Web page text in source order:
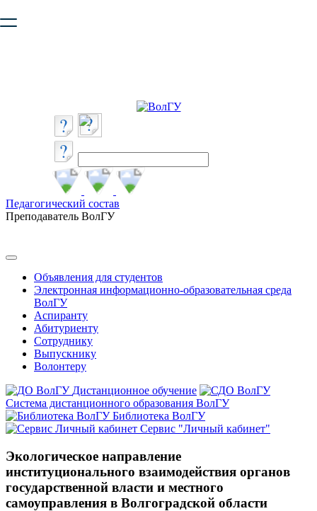
безопасную работу с сайтом. Пожалуйста
Педагогический состав
Преподаватель ВолГУ
Объявления для студентов
Электронная информационно-образовательная среда
ВолГУ
Аспиранту
Абитуриенту
Сотруднику
Выпускнику
Волонтеру
Дистанционное обучение
Система дистанционного образования ВолГУ
Библиотека ВолГУ
Сервис "Личный кабинет"
Экологическое направление
институционального взаимодействия органов
государственной власти и местного
самоуправления в Волгоградской области